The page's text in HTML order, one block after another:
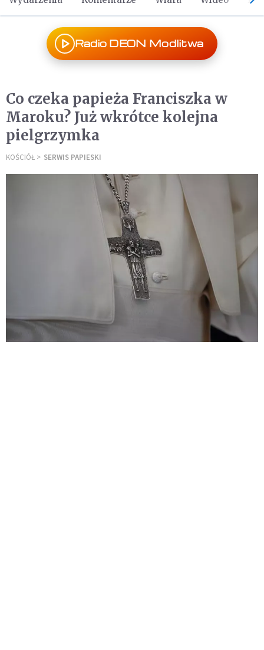
Radio DEON Modlitwa
Co czeka papieża Franciszka w
Maroku? Już wkrótce kolejna
pielgrzymka
KOŚCIÓŁ SERWIS PAPIESKI